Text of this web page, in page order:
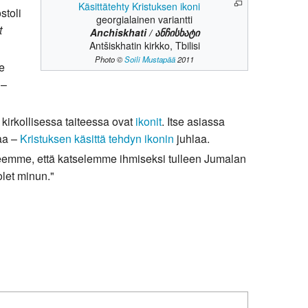
Käsittätehty Kristuksen ikoni
georgialainen variantti
Anchiskhati / ანჩისხატი
Antšiskhatin kirkko, Tbilisi
Photo ©Soili Mustapää2011
taiteessa ovat ikonit. Itse asiassa
– Kristuksen käsittä tehdyn ikonin juhlaa.
että katselemme ihmiseksi tulleen Jumalan
minun."